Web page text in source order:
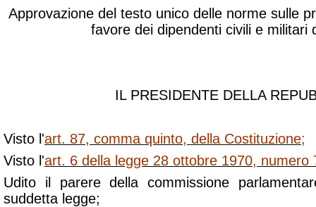
Approvazione del testo unico delle norme sulle
favore dei dipendenti civili e militari
IL PRESIDENTE DELLA
Visto l'art. 87, comma quinto, della Costituzione;
Visto l'art. 6 della legge 28 ottobre 1970, numero
Udito il parere della commissione
suddetta legge;